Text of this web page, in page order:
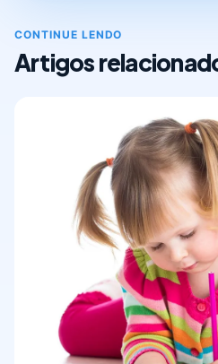
CONTINUE LENDO
Artigos